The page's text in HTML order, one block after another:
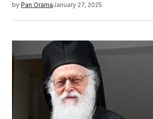
by Pan OramaJanuary 27, 2025